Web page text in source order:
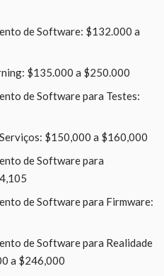
de Software: $132.000 a
$135.000 a $250.000
de Software para Testes:
$150,000 a $160,000
de Software para
de Software para Firmware:
de Software para Realidade
a $246,000